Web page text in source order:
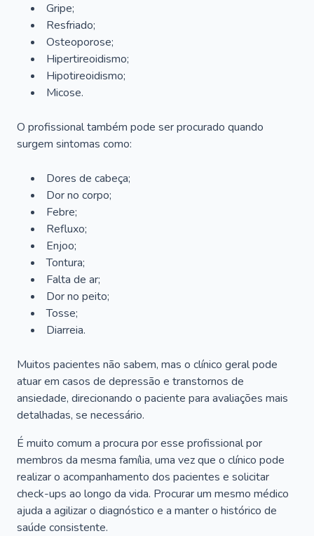
Gripe;
Resfriado;
Osteoporose;
Hipertireoidismo;
Hipotireoidismo;
Micose.
O profissional também pode ser procurado quando
surgem sintomas como:
Dores de cabeça;
Dor no corpo;
Febre;
Refluxo;
Enjoo;
Tontura;
Falta de ar;
Dor no peito;
Tosse;
Diarreia.
Muitos pacientes não sabem, mas o clínico geral pode
atuar em casos de depressão e transtornos de
ansiedade, direcionando o paciente para avaliações mais
detalhadas, se necessário.
É muito comum a procura por esse profissional por
membros da mesma família, uma vez que o clínico pode
realizar o acompanhamento dos pacientes e solicitar
check-ups ao longo da vida. Procurar um mesmo médico
ajuda a agilizar o diagnóstico e a manter o histórico de
saúde consistente.